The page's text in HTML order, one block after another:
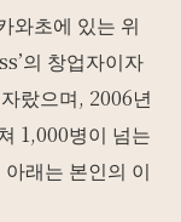
와초에 있는 위
의 창업자이자
랐으며, 2006년
1,000병이 넘는
래는 본인의 이